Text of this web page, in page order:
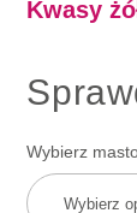
Kwasy
Wybierz